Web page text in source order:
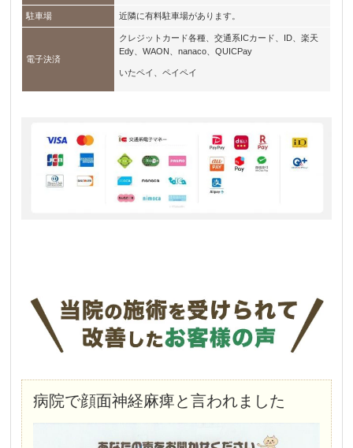
駐車場 近隣に有料駐車場があります。
電子決済
クレジットカード各種、交通系ICカード、ID、楽天
Edy、WAON、nanaco、QUICPay
いたペイ、ペイペイ
病院で顔面神経麻痺と言われました